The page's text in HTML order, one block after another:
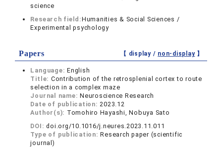
science
Research field:Humanities & Social Sciences /
Experimental psychology
Papers 【 display / non-display】
Language:English
Title: Contribution of the retrosplenial cortex to route
selection in a complex maze
Journal name:Neuroscience Research
Date of publication:2023.12
Author(s): Tomohiro Hayashi, Nobuya Sato
DOI:doi.org/10.1016/j.neures.2023.11.011
Type of publication:Research paper (scientific
journal)